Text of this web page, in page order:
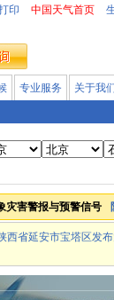
印 中国天气首页
专业服务
关于我
灾害警报与预警信号
西省延安市宝塔区发